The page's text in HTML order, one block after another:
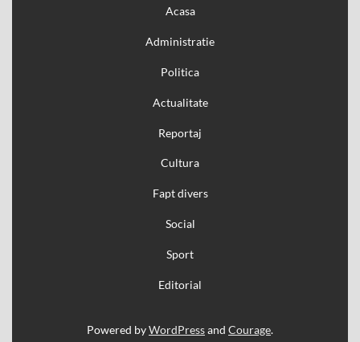
Acasa
Administratie
Politica
Actualitate
Reportaj
Cultura
Fapt divers
Social
Sport
Editorial
Powered byWordPressand Courage.